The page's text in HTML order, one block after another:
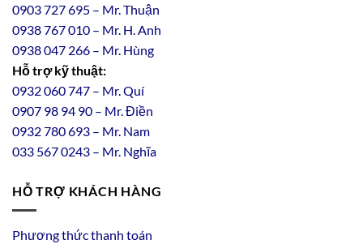
0903 727 695 – Mr. Thuận
0938 767 010 – Mr. H. Anh
0938 047 266 – Mr. Hùng
Hỗ trợ kỹ thuật:
0932 060 747 – Mr. Quí
0907 98 94 90 – Mr. Điền
0932780693 – Mr. Nam
033 567 0243 – Mr. Nghĩa
HỖ TRỢ KHÁCH HÀNG
Phương thức thanh toán